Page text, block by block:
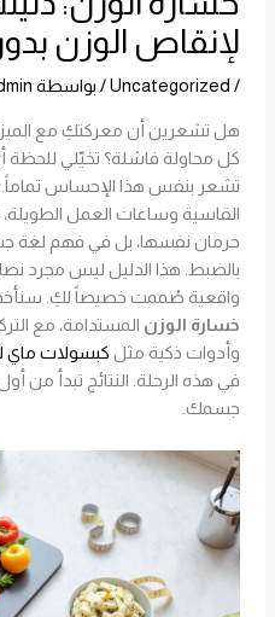
لإنقاص الوزن
/
Uncategorized/ بواسطة
هل تشعرين أن معركتكِ مع
كل محاولة فاشلة؟ تخيّلي
تشعر بنفس هذا الإحساس تماماً.
القاسية وساعات العمل
حرمان نفسها، بل في فهم لغة
بالضبط. هذا الدليل ليس مجرد
واقعية صُممت خصيصاً لكِ.
خسارة الوزن المستدامة، مع
وأدوات ذكية مثل كبسولات ماي
في هذه الرحلة. النتائج تبدأ من
جسمك.